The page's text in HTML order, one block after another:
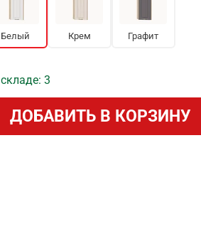
Белый Крем Графит
3
ДОБАВИТЬ В КОРЗИНУ